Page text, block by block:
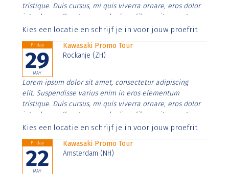
tristique. Duis cursus, mi quis viverra ornare, eros dolor
interdum nulla, ut commodo diam libero vitae erat.
Aenean faucibus nibh et justo cursus id rutrum lorem
Kies een locatie en schrijf je in voor jouw proefrit
Friday
29
MAY
Kawasaki Promo Tour
Rockanje (ZH)
Lorem ipsum dolor sit amet, consectetur adipiscing
elit. Suspendisse varius enim in eros elementum
tristique. Duis cursus, mi quis viverra ornare, eros dolor
interdum nulla, ut commodo diam libero vitae erat.
Aenean faucibus nibh et justo cursus id rutrum lorem
Kies een locatie en schrijf je in voor jouw proefrit
Friday
22
MAY
Kawasaki Promo Tour
Amsterdam (NH)